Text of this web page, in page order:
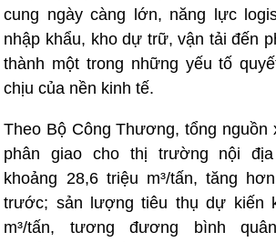
cung ngày càng lớn, năng lực
nhập khẩu, kho dự trữ, vận tải đến
thành một trong những yếu tố
chịu của nền kinh tế.
Theo Bộ Công Thương, tổng nguồn
phân giao cho thị trường nội
khoảng 28,6 triệu m³/tấn, tăng
trước; sản lượng tiêu thụ dự kiến
m³/tấn, tương đương bình